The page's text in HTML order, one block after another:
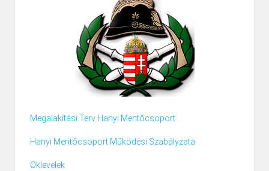
Megalakítási Terv Hanyi Mentőcsoport
Hanyi Mentőcsoport Működési Szabályzata
Oklevelek